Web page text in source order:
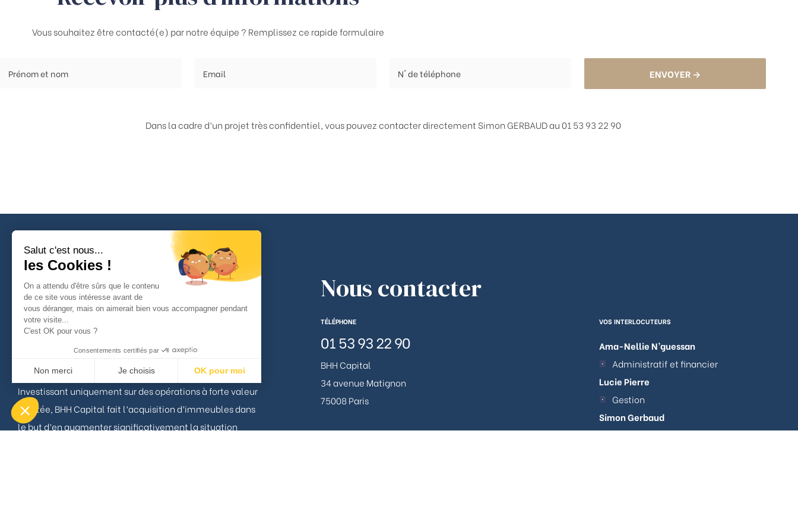
Vous souhaitez être contacté(e) par notre équipe ? Remplissez ce rapide formulaire
ENVOYER →
Dans la cadre d’un projet très confidentiel, vous pouvez contacter directement Simon GERBAUD au 01 53 93 22 90
À propos
BHH Capital est un acteur pragmatique du marché
Investissant uniquement sur des opérations à forte valeur
ajoutée, BHH Capital fait l’acquisition d’immeubles dans
le but d’en augmenter significativement la situation
Nous contacter
TÉLÉPHONE
01 53 93 22 90
BHH Capital
34 avenue Matignon
75008 Paris
VOS INTERLOCUTEURS
Ama-Nellie N’guessan
Administratif et financier
Lucie Pierre
Gestion
Simon Gerbaud
Acquisitions et Arbitrages
Salut c'est nous...
les Cookies !
On a attendu d'être sûrs que le contenu
de ce site vous intéresse avant de
vous déranger, mais on aimerait bien vous accompagner pendant
votre visite...
C'est OK pour vous ?
Consentements certifiés par
Non merci Je choisis
OK pour moi
Axeptio consent
Plateforme de Gestion du Consentement : Personnalisez vos Options
Notre plateforme vous permet d'adapter et de gérer vos paramètres de confidentialité, en garantissant la conformité avec les réglementations. Personnalisez vos préférences pour contrôler la manière